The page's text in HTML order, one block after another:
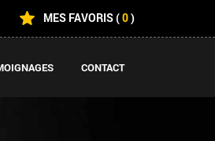
MES FAVORIS(0)
CONTACT